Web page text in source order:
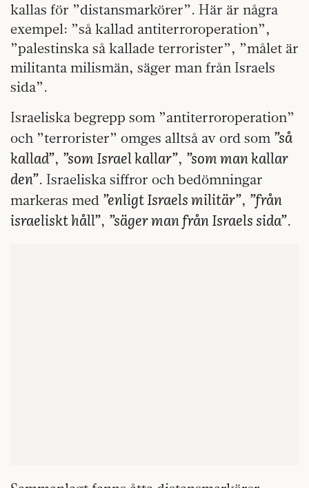
kallas för ”distansmarkörer”. Här är några
exempel: ”så kallad antiterroroperation”,
”palestinska så kallade terrorister”, ”målet är
militanta milismän, säger man från Israels
sida”.
Israeliska begrepp som ”antiterroroperation”
och ”terrorister” omges alltså av ord som ”så
kallad”, ”som Israel kallar”, ”som man kallar
den”. Israeliska siffror och bedömningar
markeras med ”enligt Israels militär”, ”från
israeliskt håll”, ”säger man från Israels sida”.